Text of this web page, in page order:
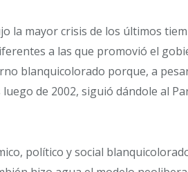
la mayor crisis de los últimos
a las que promovió el
blanquicolorado porque, a
de 2002, siguió dándole al
político y social